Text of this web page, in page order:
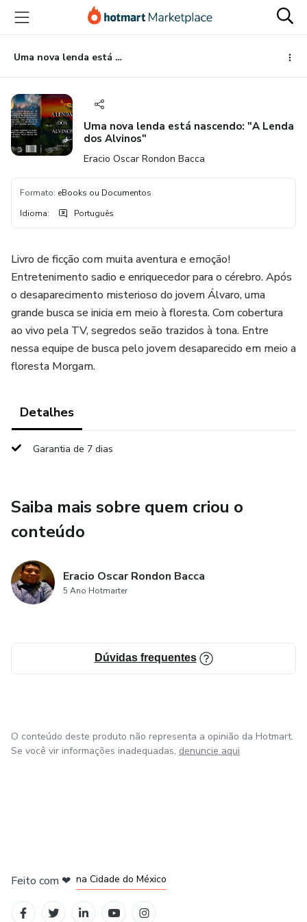
para
conteúdo
principal
para
pagamento
para
rodapé
Uma nova lenda está nascendo: "A Lenda dos Alvinos"
Uma nova lenda está nascendo: "A Lenda
dos Alvinos"
Eracio Oscar Rondon Bacca
Formato: eBooks ou Documentos
Idioma: Português
Livro de ficção com muita aventura e emoção!
Entretenimento sadio e enriquecedor para o cérebro. Após
o desaparecimento misterioso do jovem Álvaro, uma
grande busca se inicia em meio à floresta. Com cobertura
ao vivo pela TV, segredos seão trazidos à tona. Entre
nessa equipe de busca pelo jovem desaparecido em meio a
floresta Morgam.
Detalhes
Garantia de 7 dias
Saiba mais sobre quem criou o
conteúdo
Eracio Oscar Rondon Bacca
5 Ano Hotmarter
Dúvidas frequentes
O conteúdo deste produto não representa a opinião da Hotmart.
Se você vir informações inadequadas, denuncie aqui
Feito com ❤ na Cidade do México